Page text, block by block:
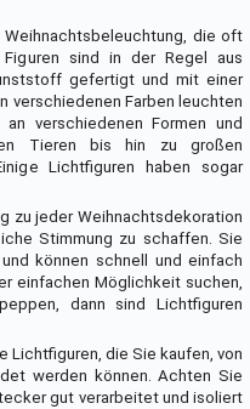
die oft
sind in der Regel aus
gefertigt und mit einer
verschiedenen Farben leuchten
verschiedenen Formen und
Tieren bis hin zu großen
Lichtfiguren haben sogar
zu jeder Weihnachtsdekoration
Stimmung zu schaffen. Sie
können schnell und einfach
einfachen Möglichkeit suchen,
dann sind Lichtfiguren
Lichtfiguren, die Sie kaufen, von
werden können. Achten Sie
gut verarbeitet und isoliert